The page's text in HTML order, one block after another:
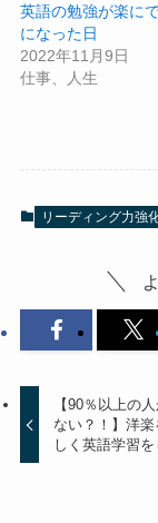
英語の勉強が楽に
になった日
2022年11月9日
仕事、人生
リーディング力強
【90％以上の
ない？！】洋
しく英語学習を